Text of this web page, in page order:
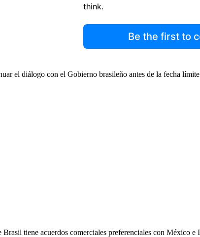
think.
Be the first to
el diálogo con el Gobierno brasileño antes de la fecha
tiene acuerdos comerciales preferenciales con México e